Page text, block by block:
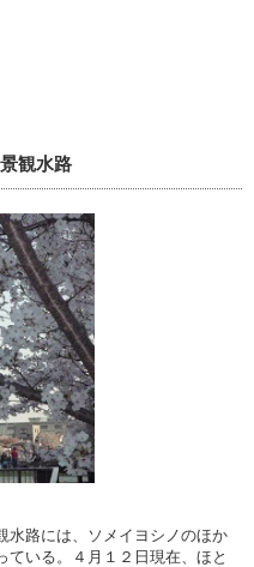
観水路
路には、ソメイヨシノのほか
ている。４月１２日現在、ほと